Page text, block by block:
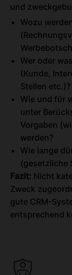
und
Wozu
Wer oder
(Kunde,
Stellen etc.)?
Wie und für
unter
Vorgaben
werden?
Wie lange
(gesetzliche
Fazit: Nicht
Zweck
gute CRM-
entsprechend